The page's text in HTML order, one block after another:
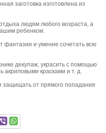
заготовка изготовлена из
людям любого возраста, а
ребенком.
фантазии и умение сочетать всю
декупаж, украсить с помощью
акриловыми красками и т. д.
защищать от прямого попадания